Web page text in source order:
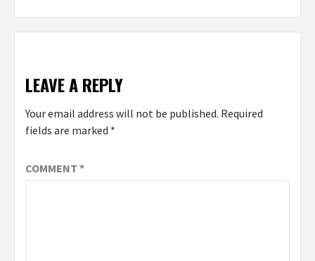
LEAVE A REPLY
Your email address will not be published. Required
fields are marked *
COMMENT *